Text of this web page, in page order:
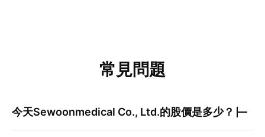
常見問題
今天Sewoonmedical Co., Ltd.的股價是多少？